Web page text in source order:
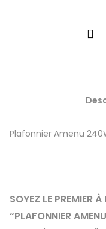
Plafonnier Amenu
SOYEZ LE PREMIER
“PLAFONNIER